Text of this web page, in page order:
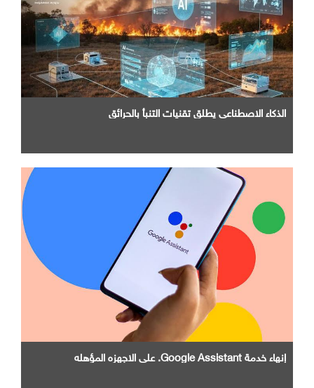
الذكاء الاصطناعي يطلق تقنيات التنبأ بالحرائق
إنهاء خدمة Google Assistant. علي الاجهزه المؤهله